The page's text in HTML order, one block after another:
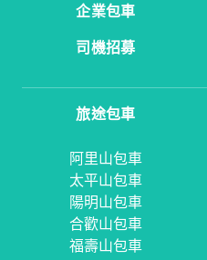
企業包車
司機招募
旅途包車
阿里山包車
太平山包車
陽明山包車
合歡山包車
福壽山包車